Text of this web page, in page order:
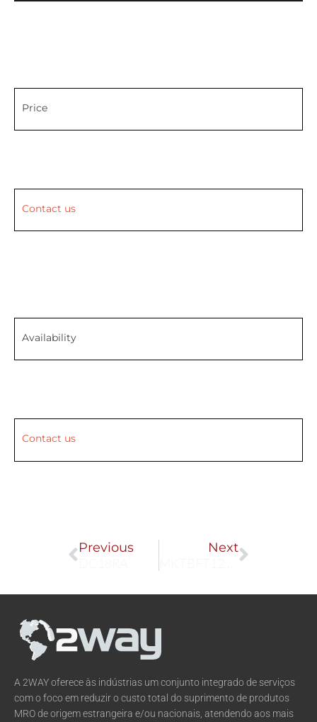
Price
Contact us
Availability
Contact us
Prev
Previous
NextNext
A 2WAY oferece às indústrias um conjunto integrado de serviços
com o foco em reduzir o custo total do suprimento de produtos
MRO de origem estrangeira e/ou nacionais, atendendo aos mais